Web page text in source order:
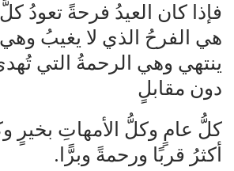
فإذا كان العيدُ فرحةً تعودُ
هي الفرحُ الذي لا يغيبُ وهي
ينتهي وهي الرحمةُ التي
دون مقابلٍ
كلُّ عامٍ وكلُّ الأمهاتِ بخيرٍ
أكثرُ قربًا ورحمةً وبرًّا.